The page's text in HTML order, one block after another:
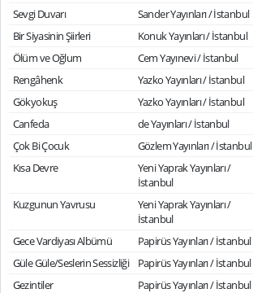
Sevgi Duvarı Sander Yayınları / İstanbul
Bir Siyasinin Şiirleri
Konuk Yayınları / İstanbul
Ölüm ve Oğlum
Cem Yayınevi / İstanbul
Rengâhenk
Yazko Yayınları / İstanbul
Gökyokuş
Yazko Yayınları / İstanbul
Canfeda
de Yayınları / İstanbul
Çok Bi Çocuk
Gözlem Yayınları / İstanbul
Kısa Devre
Yeni Yaprak Yayınları /
İstanbul
Kuzgunun Yavrusu
Yeni Yaprak Yayınları /
İstanbul
Gece Vardiyası Albümü Papirüs Yayınları / İstanbul
Güle Güle/Seslerin Sessizliği
Papirüs Yayınları / İstanbul
Gezintiler
Papirüs Yayınları / İstanbul